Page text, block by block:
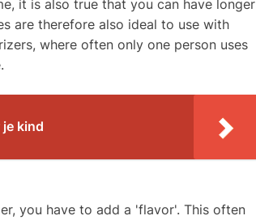
it is also true that you can have longer
are therefore also ideal to use with
where often only one person uses
kind
you have to add a 'flavor'. This often